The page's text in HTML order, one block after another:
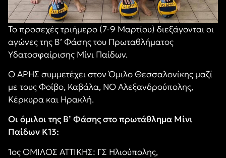
Το προσεχές τριήμερο (7-9 Μαρτίου) διεξάγονται οι
αγώνες της Β’ Φάσης του Πρωταθλήματος
Υδατοσφαίρισης Μίνι Παίδων.
Ο ΑΡΗΣ συμμετέχει στον Όμιλο Θεσσαλονίκης μαζί
με τους Φοίβο, Καβάλα, ΝΟ Αλεξανδρούπολης,
Κέρκυρα και Ηρακλή.
Οι όμιλοι της Β’ Φάσης στο πρωτάθλημα Μίνι
Παίδων Κ13:
1ος ΟΜΙΛΟΣ ΑΤΤΙΚΗΣ: ΓΣ Ηλιούπολης,